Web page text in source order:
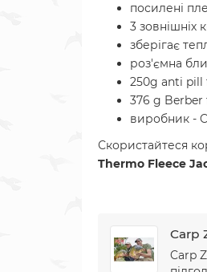
посилені
3 зовнішніх
зберігає
роз'ємна
250g anti pill
376 g Berber
виробник -
Скористайтеся
Thermo Fleece
Carp
Carp